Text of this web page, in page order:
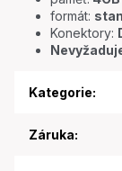
formát:
Konektory:
Kategorie:
Záruka: